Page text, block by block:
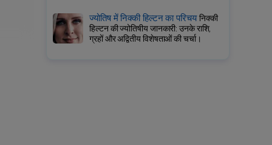
ज्योतिष में निक्की हिल्टन का परिचयनिक्की
हिल्टन की ज्योतिषीय जानकारी: उनके राशि,
ग्रहों और अद्वितीय विशेषताओं की चर्चा।